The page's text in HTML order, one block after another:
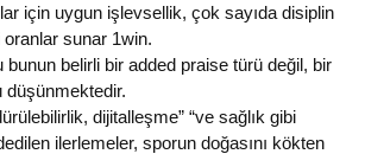
için uygun işlevsellik, çok sayıda disiplin
sunar 1win.
bunun belirli bir added praise türü değil, bir
düşünmektedir.
dijitalleşme” “ve sağlık gibi
ilerlemeler, sporun doğasını kökten